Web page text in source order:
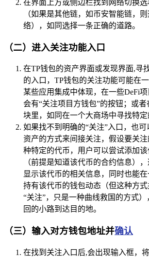
在界面上方或侧边栏找到网络切换
（如果是其他链，如币安智能链，
络），如同选择一条正确的道路。
（二）进入关注功能入口
在TP钱包的资产界面或发现界面,寻
的入口，TP钱包的关注功能可能在
某些应用集成中体现，在一些DeFi
会有“关注项目方钱包”的按钮；或
块里，如同在一个大商场中寻找特定
如果找不到明确的“关注”入口，也
资产的方式来间接关注，假设要关
种特定的代币，用户可以尝试添加
（前提是知道该代币的合约信息）
显示该代币的相关信息，同时也能
持有该代币的钱包动态（但这种方
“关注”，只是一种曲线救国的方式
回的小路到达目的地。
（三）输入对方钱包地址并确认
在找到关注入口后,会出现输入框，